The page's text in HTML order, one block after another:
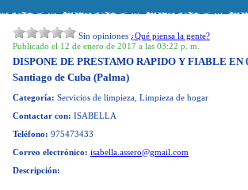
Sin opiniones ¿Qué piensa la gente?
Publicado el 12 de enero de 2017 a las 03:22 p. m.
DISPONE DE PRESTAMO RAPIDO Y FIABLE EN
Santiago de Cuba (Palma)
Categoría: Servicios de limpieza, Limpieza de hogar
Contactar con: ISABELLA
Teléfono: 975473433
Correo electrónico: isabella.assero@gmail.com
Descripción: